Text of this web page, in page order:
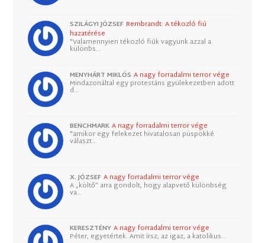
SZILÁGYI JÓZSEF Rembrandt: A tékozló fiú
hazatérése
"Valamennyien tékozló fiúk vagyunk azzal a
különbs…
MENYHÁRT MIKLÓS A nagy forradalmi terror vége
Mindazonáltal egy protestáns gyülekezetben adott
d…
BENCHMARK A nagy forradalmi terror vége
"amikor egy felekezet hivatalosan püspökké
választ…
X. JÓZSEF A nagy forradalmi terror vége
A „költő” arra gondolt, hogy alapvető különbség
va…
KERESZTÉNY A nagy forradalmi terror vége
Péter, egyetértek. Amit írsz, az igaz, a katolikus…